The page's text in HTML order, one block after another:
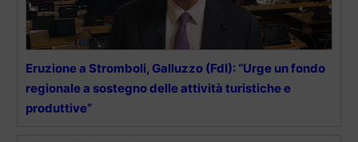
Eruzione a Stromboli, Galluzzo (FdI): “Urge un fondo
regionale a sostegno delle attività turistiche e
produttive”